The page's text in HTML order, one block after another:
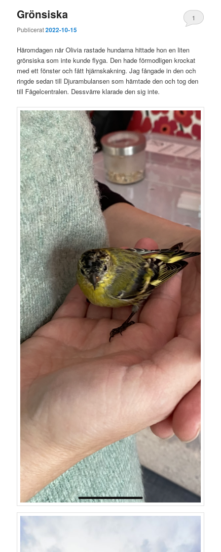
Grönsiska
Publicerat2022-10-15
1
Häromdagen när Olivia rastade hundarna hittade hon en liten
grönsiska som inte kunde flyga. Den hade förmodligen krockat
med ett fönster och fått hjärnskakning. Jag fångade in den och
ringde sedan till Djurambulansen som hämtade den och tog den
till Fågelcentralen. Dessvärre klarade den sig inte.